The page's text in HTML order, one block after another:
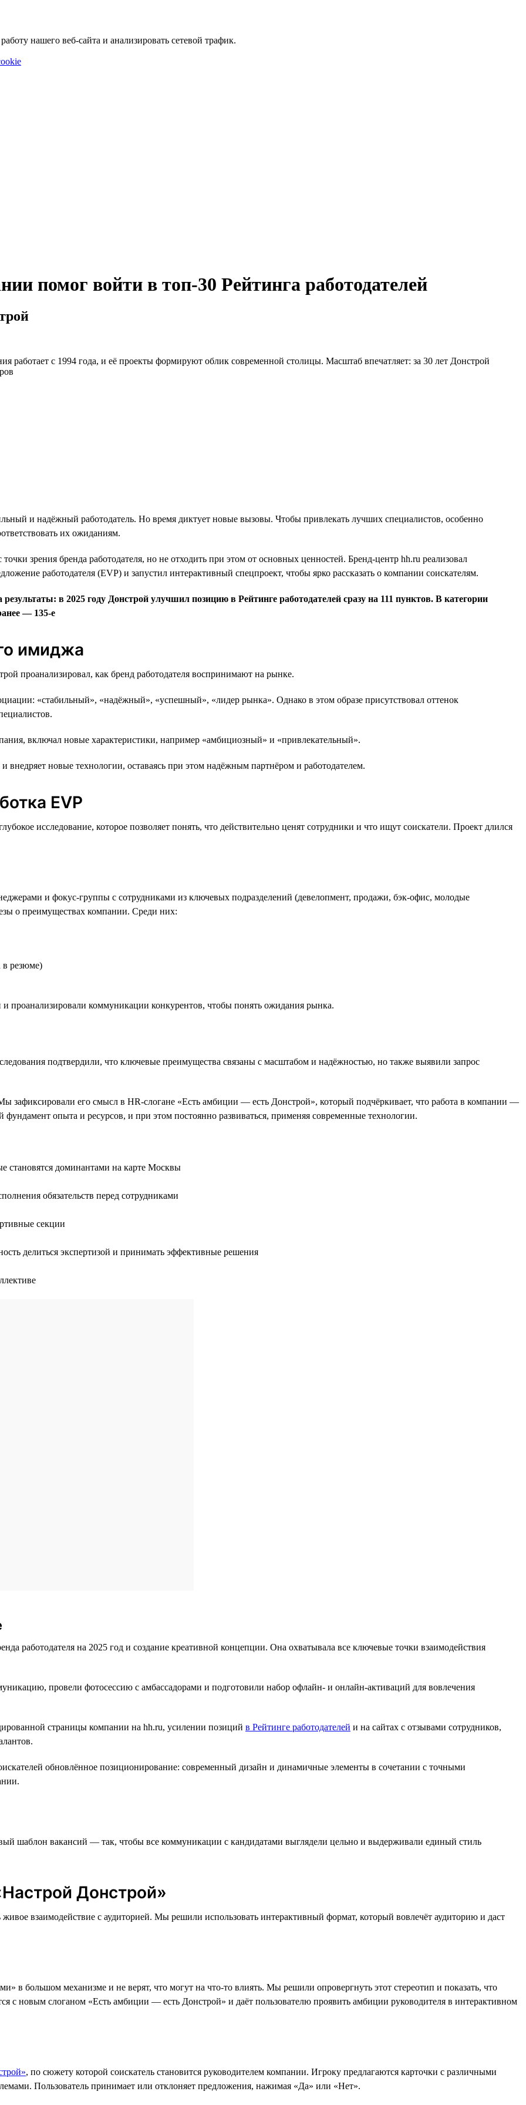
нашего веб-сайта и анализировать сетевой трафик.
помог войти в топ-30 Рейтинга работодателей
с 1994 года, и её проекты формируют облик современной столицы. Масштаб впечатляет: за 30 лет Донстрой
и надёжный работодатель. Но время диктует новые вызовы. Чтобы привлекать лучших специалистов, особенно
их ожиданиям.
зрения бренда работодателя, но не отходить при этом от основных ценностей. Бренд-центр hh.ru реализовал
работодателя (EVP) и запустил интерактивный спецпроект, чтобы ярко рассказать о компании соискателям.
в 2025 году Донстрой улучшил позицию в Рейтинге работодателей сразу на 111 пунктов. В категории
— 135-е
имиджа
проанализировал, как бренд работодателя воспринимают на рынке.
«стабильный», «надёжный», «успешный», «лидер рынка». Однако в этом образе присутствовал оттенок
включал новые характеристики, например «амбициозный» и «привлекательный».
внедряет новые технологии, оставаясь при этом надёжным партнёром и работодателем.
EVP
исследование, которое позволяет понять, что действительно ценят сотрудники и что ищут соискатели. Проект длился
и фокус-группы с сотрудниками из ключевых подразделений (девелопмент, продажи, бэк-офис, молодые
о преимуществах компании. Среди них:
в резюме)
проанализировали коммуникации конкурентов, чтобы понять ожидания рынка.
подтвердили, что ключевые преимущества связаны с масштабом и надёжностью, но также выявили запрос
зафиксировали его смысл в HR-слогане «Есть амбиции — есть Донстрой», который подчёркивает, что работа в компании —
опыта и ресурсов, и при этом постоянно развиваться, применяя современные технологии.
становятся доминантами на карте Москвы
обязательств перед сотрудниками
секции
делиться экспертизой и принимать эффективные решения
работодателя на 2025 год и создание креативной концепции. Она охватывала все ключевые точки взаимодействия
провели фотосессию с амбассадорами и подготовили набор офлайн- и онлайн-активаций для вовлечения
страницы компании на hh.ru, усилении позиций в Рейтинге работодателей и на сайтах с отзывами сотрудников,
обновлённое позиционирование: современный дизайн и динамичные элементы в сочетании с точными
шаблон вакансий — так, чтобы все коммуникации с кандидатами выглядели цельно и выдерживали единый стиль
Донстрой»
взаимодействие с аудиторией. Мы решили использовать интерактивный формат, который вовлечёт аудиторию и даст
в большом механизме и не верят, что могут на что-то влиять. Мы решили опровергнуть этот стереотип и показать, что
с новым слоганом «Есть амбиции — есть Донстрой» и даёт пользователю проявить амбиции руководителя в интерактивном
, по сюжету которой соискатель становится руководителем компании. Игроку предлагаются карточки с различными
Пользователь принимает или отклоняет предложения, нажимая «Да» или «Нет».